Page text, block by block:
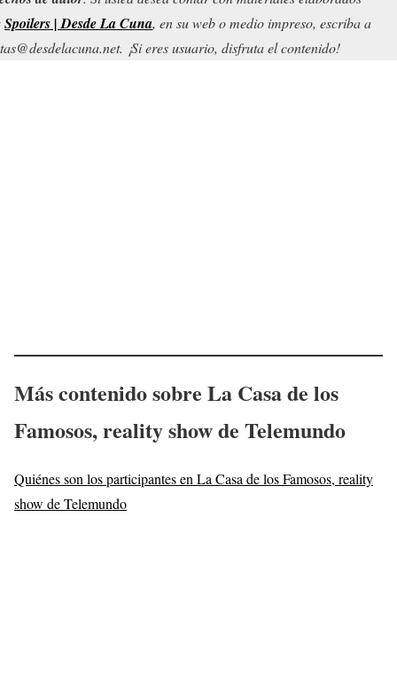
Spoilers | Desde La Cuna, en su web o medio impreso, escriba a
¡Si eres usuario, disfruta el contenido!
Más contenido sobre La Casa de los
Famosos, reality show de Telemundo
Quiénes son los participantes en La Casa de los Famosos, reality
show de Telemundo